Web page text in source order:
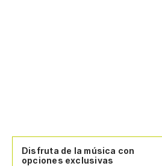
Disfruta de la música con
opciones exclusivas